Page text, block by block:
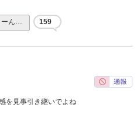
ーん… 159
を見事引き継いでよね